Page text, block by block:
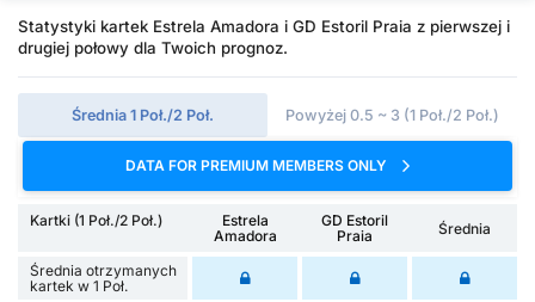
Statystyki kartek Estrela Amadora i GD Estoril Praia z pierwszej i
drugiej połowy dla Twoich prognoz.
Średnia 1 Poł./2 Poł. Powyżej 0.5 ~ 3 (1 Poł./2 Poł.)
DATA FOR PREMIUM MEMBERS ONLY
Kartki (1 Poł./2 Poł.)
Estrela
Amadora
GD Estoril
Praia
Średnia
Średnia otrzymanych
kartek w 1 Poł.